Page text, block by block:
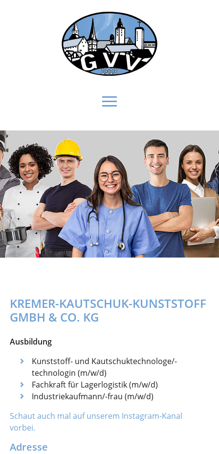
KREMER-KAUTSCHUK-KUNSTSTOFF
GMBH & CO. KG
Ausbildung
Kunststoff- und Kautschuktechnologe/-
technologin (m/w/d)
Fachkraft für Lagerlogistik (m/w/d)
Industriekaufmann/-frau (m/w/d)
Schaut auch mal auf unserem Instagram-Kanal
vorbei.
Adresse